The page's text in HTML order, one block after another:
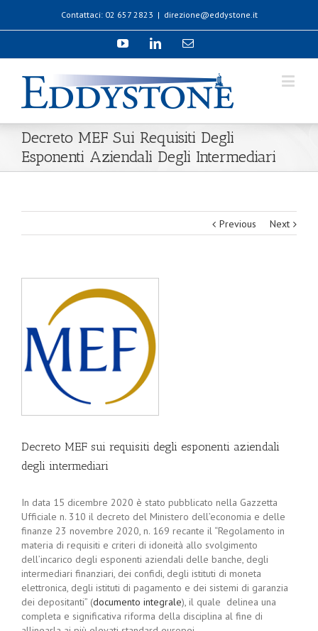
Contattaci: 02 657 2823 | direzione@eddystone.it
Decreto MEF Sui Requisiti Degli
Esponenti Aziendali Degli Intermediari
Previous Next
Decreto MEF sui requisiti degli esponenti aziendali
degli intermediari
In data 15 dicembre 2020 è stato pubblicato nella Gazzetta
Ufficiale n. 310 il decreto del Ministero dell’economia e delle
finanze 23 novembre 2020, n. 169 recante il “Regolamento in
materia di requisiti e criteri di idoneità allo svolgimento
dell’incarico degli esponenti aziendali delle banche, degli
intermediari finanziari, dei confidi, degli istituti di moneta
elettronica, degli istituti di pagamento e dei sistemi di garanzia
dei depositanti” (documento integrale), il quale delinea una
completa e significativa riforma della disciplina al fine di